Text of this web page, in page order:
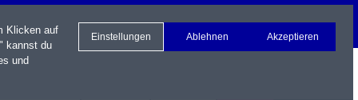
Klicken auf
kannst du
und
Einstellungen Ablehnen Akzeptieren